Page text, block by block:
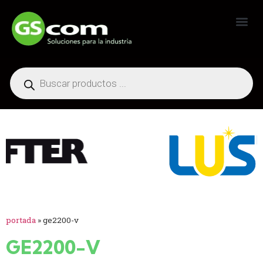
portada »ge2200-v
GE2200-V